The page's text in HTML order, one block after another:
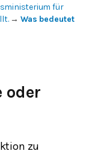
für
→ Was bedeutet
oder
zu